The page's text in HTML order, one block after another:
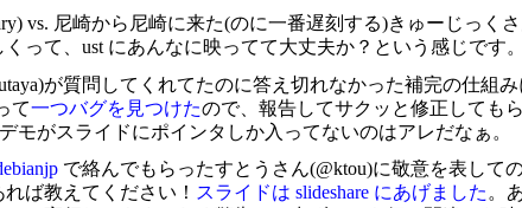
vs. 尼崎から尼崎に来た(のに一番遅刻する)きゅーじっく
って、ust にあんなに映ってて大丈夫か？という感じです
が質問してくれてたのに答え切れなかった補完の仕組
て一つバグを見つけたので、報告してサクッと修正しても
モがスライドにポインタしか入ってないのはアレだなぁ。
で絡んでもらったすとうさん(@ktou)に敬意を表して
ば教えてください！ スライドは slideshare にあげました 。